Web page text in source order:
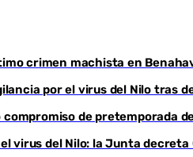
crimen machista en
por el virus del Nilo tras
compromiso de pretemporada
el virus del Nilo: la Junta